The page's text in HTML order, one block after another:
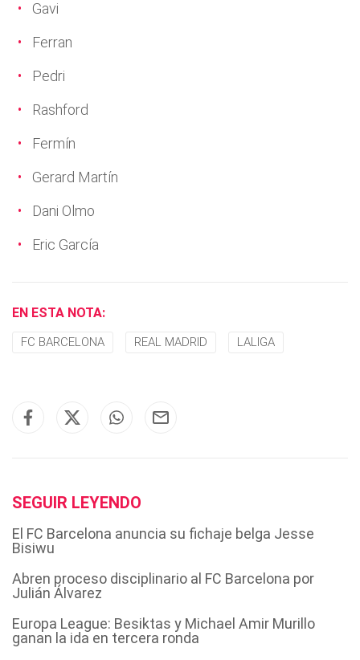
Gavi
Ferran
Pedri
Rashford
Fermín
Gerard Martín
Dani Olmo
Eric García
EN ESTA NOTA:
FC BARCELONA REAL MADRID LALIGA
SEGUIR LEYENDO
El FC Barcelona anuncia su fichaje belga Jesse
Bisiwu
Abren proceso disciplinario al FC Barcelona por
Julián Álvarez
Europa League: Besiktas y Michael Amir Murillo
ganan la ida en tercera ronda